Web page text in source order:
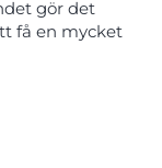
gör det
få en mycket